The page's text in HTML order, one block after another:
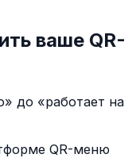
ваше QR-
до «работает на
QR-меню